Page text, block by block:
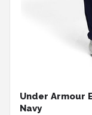
Under Armour
Navy